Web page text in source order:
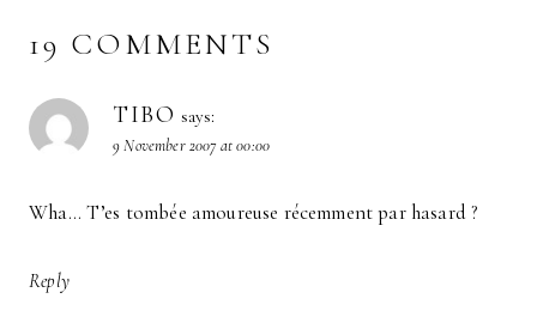
19 COMMENTS
TIBO says:
9 November 2007 at 00:00
Wha… T’es tombée amoureuse récemment par hasard ?
Reply